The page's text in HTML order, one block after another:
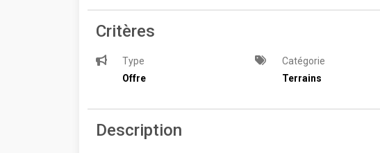
Critères
Type
Offre
Catégorie
Terrains
Description